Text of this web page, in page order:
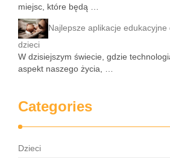
miejsc, które będą …
Najlepsze aplikacje
dzieci
W dzisiejszym świecie, gdzie
aspekt naszego życia, …
Categories
Dzieci